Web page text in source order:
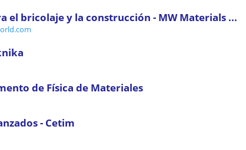
el bricolaje y la construcción - MW Materials ...
de Física de Materiales
- Cetim